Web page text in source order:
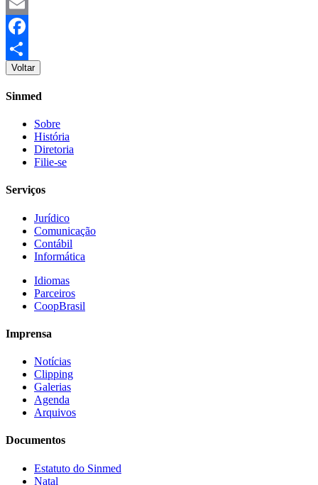
Twitter
Email
Facebook
Share
Voltar
Sinmed
Sobre
História
Diretoria
Filie-se
Serviços
Jurídico
Comunicação
Contábil
Informática
Idiomas
Parceiros
CoopBrasil
Imprensa
Notícias
Clipping
Galerias
Agenda
Arquivos
Documentos
Estatuto do Sinmed
Natal